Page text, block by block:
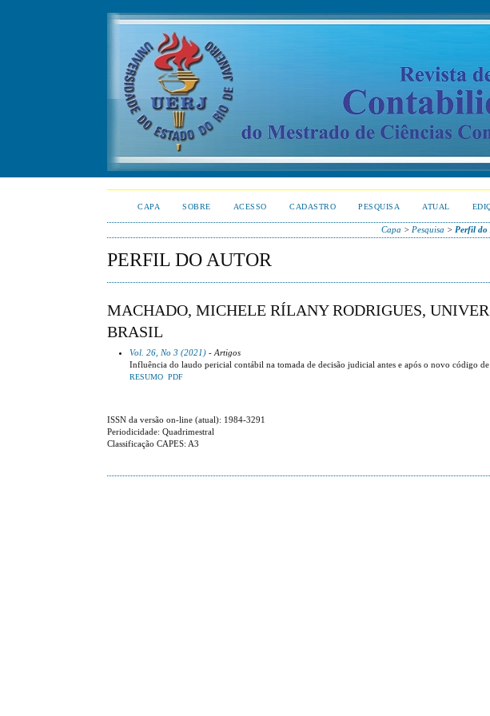
CAPA SOBRE ACESSO CADASTRO PESQUISA ATUAL
Capa > Pesquisa > Perfil do
PERFIL DO AUTOR
MACHADO, MICHELE RÍLANY RODRIGUES,
BRASIL
Vol. 26, No 3 (2021) - Artigos
Influência do laudo pericial contábil na tomada de decisão judicial antes e após o novo código
RESUMO PDF
ISSN da versão on-line (atual): 1984-3291
Periodicidade: Quadrimestral
Classificação CAPES: A3